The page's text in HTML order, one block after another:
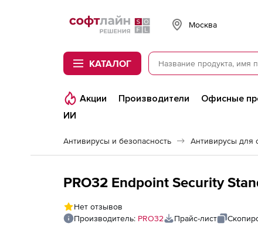
Softline
Москва
КАТАЛОГ
Акции Производители Офисные
ИИ
Антивирусы и безопасность Антивирусы для
Нет отзывов
Производитель: PRO32 Прайс-лист